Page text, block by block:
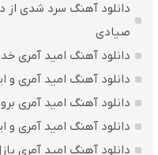
دانلود آهنگ ﺳﺮد ﺷﺪی از
صیادی
دانلود آهنگ امید آمری
دانلود آهنگ امید آمری و
دانلود آهنگ امید آمری برو
دانلود آهنگ امید آمری و
دانلود آهنگ امید آمری